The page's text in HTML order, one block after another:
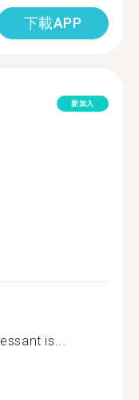
下載APP
新加入
is...